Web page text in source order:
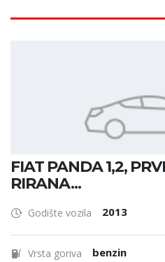
FIAT PANDA 1,2,
RIRANA...
Godište vozila 2013
Vrsta goriva benzin